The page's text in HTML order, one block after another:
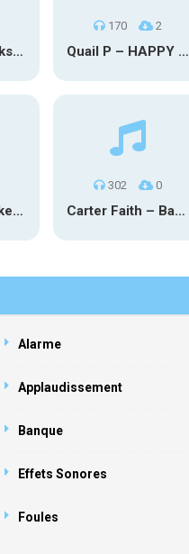
3Breezy – Racks On You
170 2
Quail P – HAPPY TEARS
The Game – Like Father Like Daughter
302 0
Carter Faith – Bar Star Vevo
Alarme
Applaudissement
Banque
Effets Sonores
Foules